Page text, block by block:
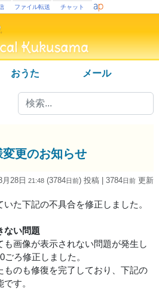
ファイル転送 チャット
おうた メール
更のお知らせ
28日 21:48 (3784日前) 投稿 | 3784日前 更新
た下記の不具合を修正しました。
ない問題
画像が表示されない問題が発生し
ろ修正しました。
ものも修復を完了しており、下記の
す。